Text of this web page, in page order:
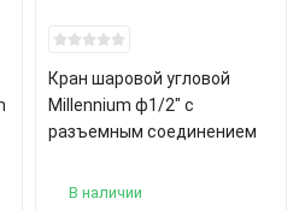
Кран шаровой угловой
Millennium ф1/2" с
разъемным соединением
В наличии